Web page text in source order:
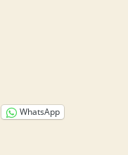
WhatsApp